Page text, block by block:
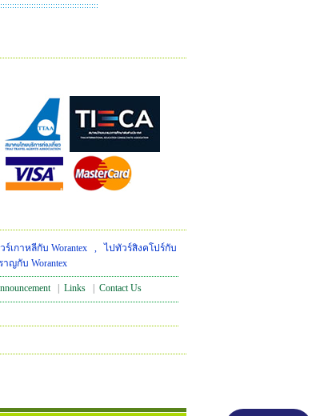
ร์เกาหลีกับ Worantex , ไปทัวร์สิงคโปร์กับ
าญกับ Worantex
| Links Contact Us